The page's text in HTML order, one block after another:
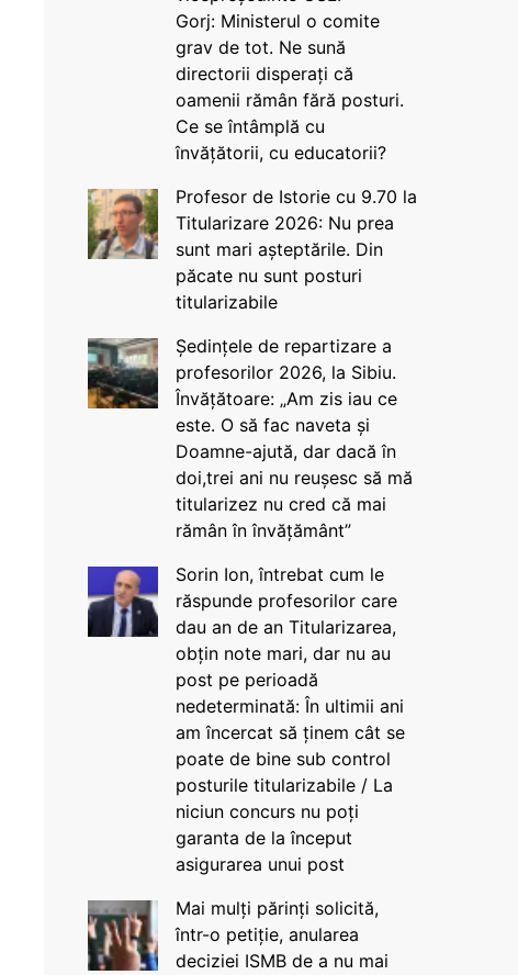
Gorj: Ministerul o comite
grav de tot. Ne sună
directorii disperați că
oamenii rămân fără posturi.
Ce se întâmplă cu
învățătorii, cu educatorii?
Profesor de Istorie cu 9.70 la
Titularizare 2026: Nu prea
sunt mari așteptările. Din
păcate nu sunt posturi
titularizabile
Ședințele de repartizare a
profesorilor 2026, la Sibiu.
Învățătoare: „Am zis iau ce
este. O să fac naveta și
Doamne-ajută, dar dacă în
doi,trei ani nu reușesc să mă
titularizez nu cred că mai
rămân în învățământ”
Sorin Ion, întrebat cum le
răspunde profesorilor care
dau an de an Titularizarea,
obțin note mari, dar nu au
post pe perioadă
nedeterminată: În ultimii ani
am încercat să ținem cât se
poate de bine sub control
posturile titularizabile / La
niciun concurs nu poți
garanta de la început
asigurarea unui post
Mai mulți părinți solicită,
într-o petiție, anularea
deciziei ISMB de a nu mai